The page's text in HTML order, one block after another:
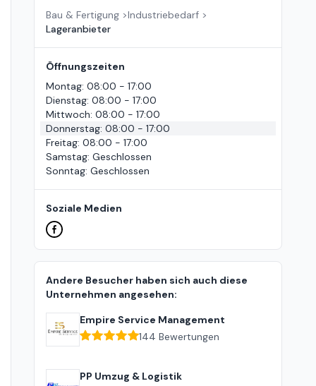
Bau & Fertigung >Industriebedarf >
Lageranbieter
Öffnungszeiten
Montag: 08:00 - 17:00
Dienstag: 08:00 - 17:00
Mittwoch: 08:00 - 17:00
Donnerstag: 08:00 - 17:00
Freitag: 08:00 - 17:00
Samstag: Geschlossen
Sonntag: Geschlossen
Soziale Medien
Andere Besucher haben sich auch diese
Unternehmen angesehen:
Empire Service Management
144 Bewertungen
PP Umzug & Logistik